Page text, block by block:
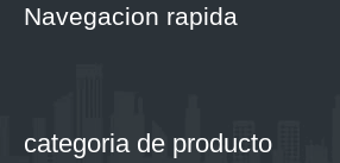
Navegacion rapida
categoria de producto